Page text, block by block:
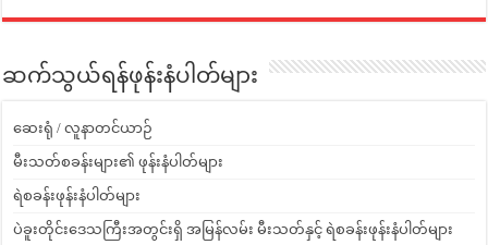
ဆက်သွယ်ရန်ဖုန်းနံပါတ်များ
ဆေးရုံ / လူနာတင်ယာဉ်
မီးသတ်စခန်းများ၏ ဖုန်းနံပါတ်များ
ရဲစခန်းဖုန်းနံပါတ်များ
ပဲခူးတိုင်းဒေသကြီးအတွင်းရှိ အမြန်လမ်း မီးသတ်နှင့် ရဲစခန်းဖုန်းနံပါတ်များ